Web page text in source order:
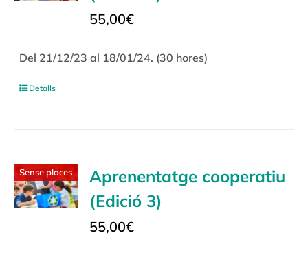
55,00€
Del 21/12/23 al 18/01/24. (30 hores)
Detalls
Sense places
Aprenentatge cooperatiu
(Edició 3)
55,00€